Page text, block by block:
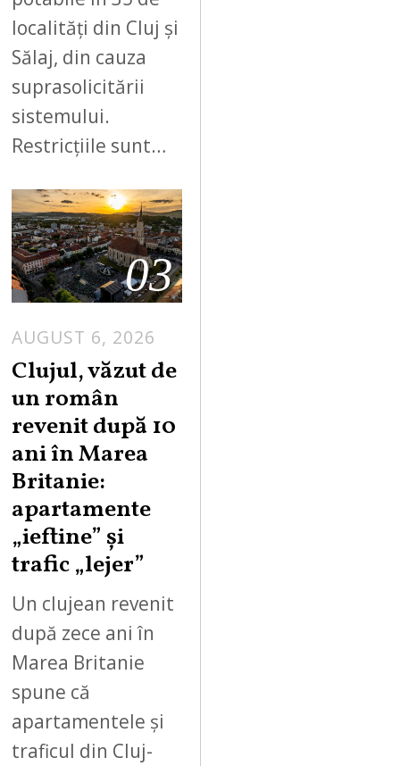
localități din Cluj și
Sălaj, din cauza
suprasolicitării
sistemului.
Restricțiile sunt…
03
AUGUST 6, 2026
Clujul, văzut de
un român
revenit după 10
ani în Marea
Britanie:
apartamente
„ieftine” și
trafic „lejer”
Un clujean revenit
după zece ani în
Marea Britanie
spune că
apartamentele și
traficul din Cluj-